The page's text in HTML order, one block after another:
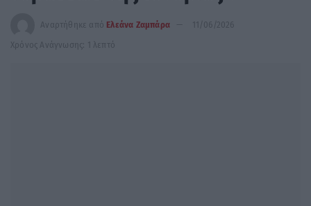
Αναρτήθηκε από Ελεάνα Ζαμπάρα
11/06/2026
Χρόνος Ανάγνωσης: 1 λεπτό